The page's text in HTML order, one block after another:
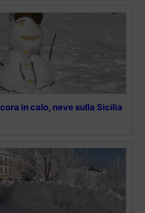
in calo, neve sulla Sicilia